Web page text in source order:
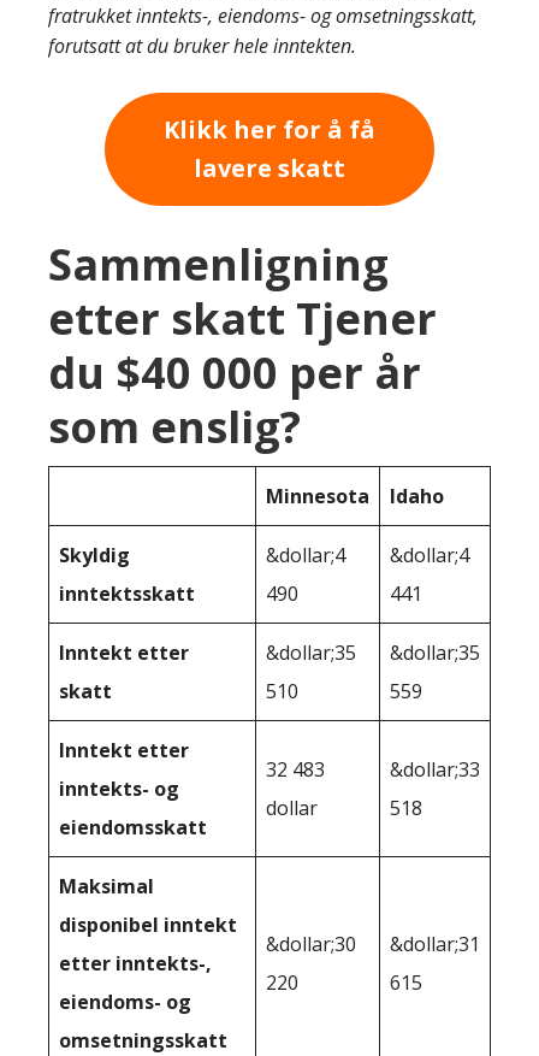
fratrukket inntekts-, eiendoms- og omsetningsskatt,
forutsatt at du bruker hele inntekten.
Klikk her for å få
lavere skatt
Sammenligning
etter skatt Tjener
du $40 000 per år
som enslig?
Minnesota Idaho
Skyldig
inntektsskatt
&dollar;4
490
&dollar;4
441
Inntekt etter
skatt
&dollar;35
510
&dollar;35
559
Inntekt etter
inntekts- og
eiendomsskatt
32 483
dollar
&dollar;33
518
Maksimal
disponibel inntekt
etter inntekts-,
eiendoms- og
omsetningsskatt
&dollar;30
220
&dollar;31
615